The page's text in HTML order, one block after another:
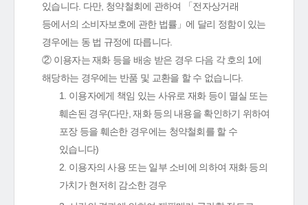
있습니다. 다만, 청약철회에 관하여 「전자상거래
등에서의 소비자보호에 관한 법률」에 달리 정함이 있는
경우에는 동 법 규정에 따릅니다.
② 이용자는 재화 등을 배송 받은 경우 다음 각 호의 1에
해당하는 경우에는 반품 및 교환을 할 수 없습니다.
1. 이용자에게 책임 있는 사유로 재화 등이 멸실 또는
훼손된 경우(다만, 재화 등의 내용을 확인하기 위하여
포장 등을 훼손한 경우에는 청약철회를 할 수
있습니다)
2. 이용자의 사용 또는 일부 소비에 의하여 재화 등의
가치가 현저히 감소한 경우